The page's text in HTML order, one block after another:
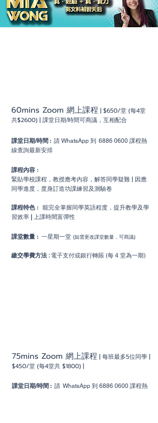
60mins Zoom 網上課程 | $650/堂 (每4堂
共$2600) | 課堂日期/時間可商議，互相配合
課堂日期/時間 : 請 WhatsApp 到 6886 0600 課程熱
線查詢最新安排
課程內容 :
緊貼學校課程，教授應考內容，解答同學疑難 | 因應
同學進度，度身訂造功課練習及測驗卷
課程特色 : 能完全掌握同學英語程度，提升教學及學
習效率
上課時間富彈性
課堂數量 : 一星期一堂 (如需更改課堂數量，可商議)
繳交學費方法 : 電子支付或銀行轉賬 (每 4 堂為一期)
75mins Zoom 網上課程 | 每班最多5位同學 |
$450/堂 (每4堂共 $1800) |
課堂日期/時間 : 請 WhatsApp 到 6886 0600 課程熱